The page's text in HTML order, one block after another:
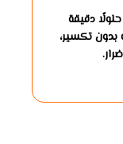
دقيقة
تكسير،